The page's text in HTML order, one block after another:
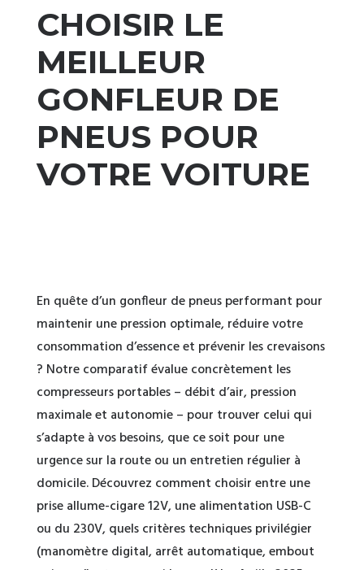
CHOISIR LE
MEILLEUR
GONFLEUR DE
PNEUS POUR
VOTRE VOITURE
En quête d’un gonfleur de pneus performant pour
maintenir une pression optimale, réduire votre
consommation d’essence et prévenir les crevaisons
? Notre comparatif évalue concrètement les
compresseurs portables – débit d’air, pression
maximale et autonomie – pour trouver celui qui
s’adapte à vos besoins, que ce soit pour une
urgence sur la route ou un entretien régulier à
domicile. Découvrez comment choisir entre une
prise allume-cigare 12V, une alimentation USB-C
ou du 230V, quels critères techniques privilégier
(manomètre digital, arrêt automatique, embout